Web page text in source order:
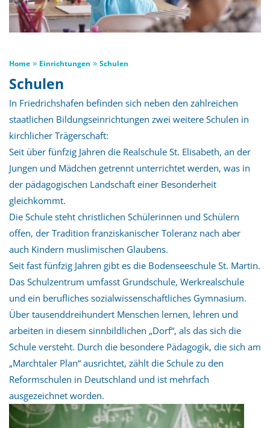
Home » Einrichtungen » Schulen
Schulen
In Friedrichshafen befinden sich neben den zahlreichen
staatlichen Bildungseinrichtungen zwei weitere Schulen in
kirchlicher Trägerschaft:
Seit über fünfzig Jahren die Realschule St. Elisabeth, an der
Jungen und Mädchen getrennt unterrichtet werden, was in
der pädagogischen Landschaft einer Besonderheit
gleichkommt.
Die Schule steht christlichen Schülerinnen und Schülern
offen, der Tradition franziskanischer Toleranz nach aber
auch Kindern muslimischen Glaubens.
Seit fast fünfzig Jahren gibt es die Bodenseeschule St. Martin.
Das Schulzentrum umfasst Grundschule, Werkrealschule
und ein berufliches sozialwissenschaftliches Gymnasium.
Über tausenddreihundert Menschen lernen, lehren und
arbeiten in diesem sinnbildlichen „Dorf“, als das sich die
Schule versteht. Durch die besondere Pädagogik, die sich am
„Marchtaler Plan“ ausrichtet, zählt die Schule zu den
Reformschulen in Deutschland und ist mehrfach
ausgezeichnet worden.